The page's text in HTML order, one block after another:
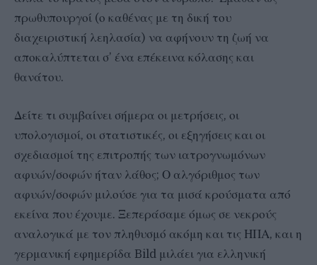
πρωθυπουργοί (ο καθένας με τη δική του
διαχειριστική λεηλασία) να αφήνουν τη ζωή να
αποκαλύπτεται σ’ ένα επέκεινα κόλασης και
θανάτου.
Δείτε τι συμβαίνει σήμερα οι μετρήσεις, οι
υπολογισμοί, οι στατιστικές, οι εξηγήσεις και οι
σχεδιασμοί της επιτροπής των ιατρογνωμόνων
αφυών/σοφών ήταν λάθος; Ο αλγόριθμος των
αφυών/σοφών μιλούσε για τα μισά κρούσματα από
εκείνα που έχουμε. Ξεπεράσαμε όμως σε νεκρούς
αναλογικά με τον πληθυσμό ακόμη και τις ΗΠΑ, και η
γερμανική εφημερίδα Bild μιλάει για ελληνική